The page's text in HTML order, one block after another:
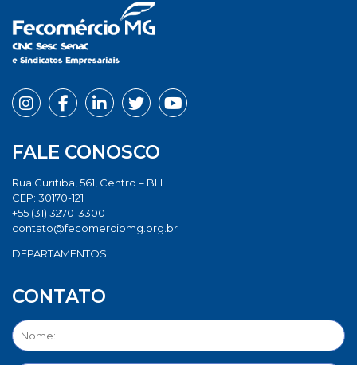
FALE CONOSCO
Rua Curitiba, 561, Centro – BH
CEP: 30170-121
+55 (31) 3270-3300
contato@fecomerciomg.org.br
DEPARTAMENTOS
CONTATO